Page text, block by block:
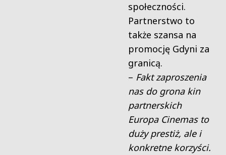
społeczności.
Partnerstwo to
także szansa na
promocję Gdyni za
granicą.
– Fakt zaproszenia
nas do grona kin
partnerskich
Europa Cinemas to
duży prestiż, ale i
konkretne korzyści.